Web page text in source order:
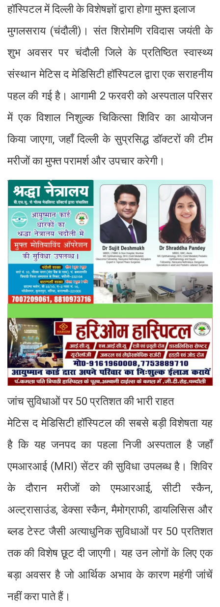
हॉस्पिटल में दिल्ली के विशेषज्ञों द्वारा होगा मुफ्त इलाज
मुगलसराय (चंदौली)। संत शिरोमणि रविदास जयंती के
शुभ अवसर पर चंदौली जिले के प्रतिष्ठित स्वास्थ्य
संस्थान मेटिस द मेडिसिटी हॉस्पिटल द्वारा एक सराहनीय
पहल की गई है। आगामी 2 फरवरी को अस्पताल परिसर
में एक विशाल निशुल्क चिकित्सा शिविर का आयोजन
किया जाएगा, जहाँ दिल्ली के सुप्रसिद्ध डॉक्टरों की टीम
मरीजों का मुफ्त परामर्श और उपचार करेगी।
जांच सुविधाओं पर 50 प्रतिशत की भारी राहत
मेटिस द मेडिसिटी हॉस्पिटल की सबसे बड़ी विशेषता यह
है कि यह जनपद का पहला निजी अस्पताल है जहाँ
एमआरआई (MRI) सेंटर की सुविधा उपलब्ध है। शिविर
के दौरान मरीजों को एमआरआई, सीटी स्कैन,
अल्ट्रासाउंड, डेक्सा स्कैन, मैमोग्राफी, डायलिसिस और
ब्लड टेस्ट जैसी अत्याधुनिक सुविधाओं पर 50 प्रतिशत
तक की विशेष छूट दी जाएगी। यह उन लोगों के लिए एक
बड़ा अवसर है जो आर्थिक अभाव के कारण महंगी जांचें
नहीं करा पाते हैं।